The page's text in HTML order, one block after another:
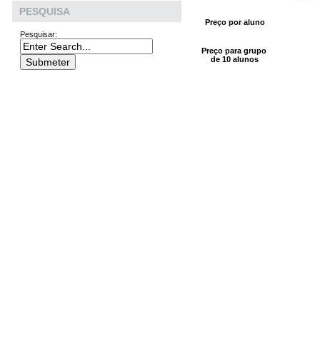
PESQUISA
Pesquisar:
Preço por aluno
Preço para grupo
de 10 alunos